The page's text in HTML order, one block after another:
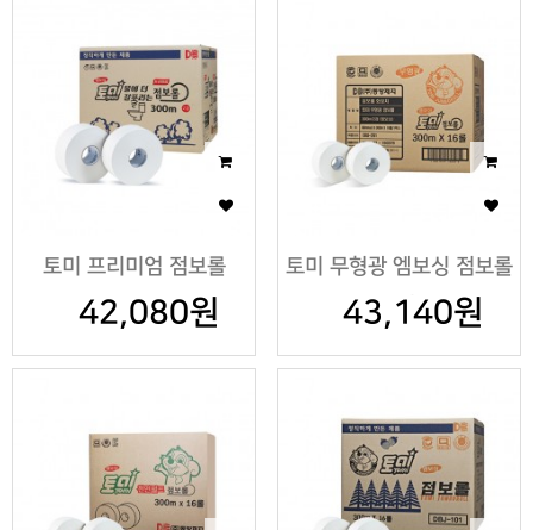
토미 프리미엄 점보롤
300m
42,080원
토미 무형광 엠보싱 점보롤
2겹
43,140원